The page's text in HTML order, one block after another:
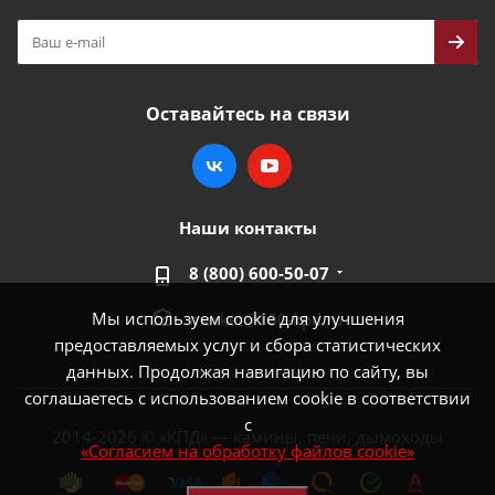
Мы используем cookie для улучшения
предоставляемых услуг и сбора статистических
данных. Продолжая навигацию по сайту, вы
соглашаетесь с использованием cookie в соответствии
с
«Согласием на обработку файлов cookie»
Оставайтесь на связи
Наши контакты
8 (800) 600-50-07
market@100-kpd.ru
2014-2026 © «КПД» — камины, печи, дымоходы